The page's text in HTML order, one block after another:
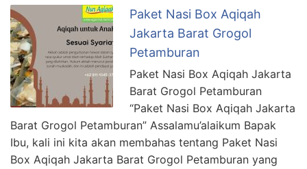
Paket Nasi Box Aqiqah
Jakarta Barat Grogol
Petamburan
Paket Nasi Box Aqiqah Jakarta
Barat Grogol Petamburan
“Paket Nasi Box Aqiqah Jakarta
Barat Grogol Petamburan” Assalamu’alaikum Bapak
Ibu, kali ini kita akan membahas tentang Paket Nasi
Box Aqiqah Jakarta Barat Grogol Petamburan yang